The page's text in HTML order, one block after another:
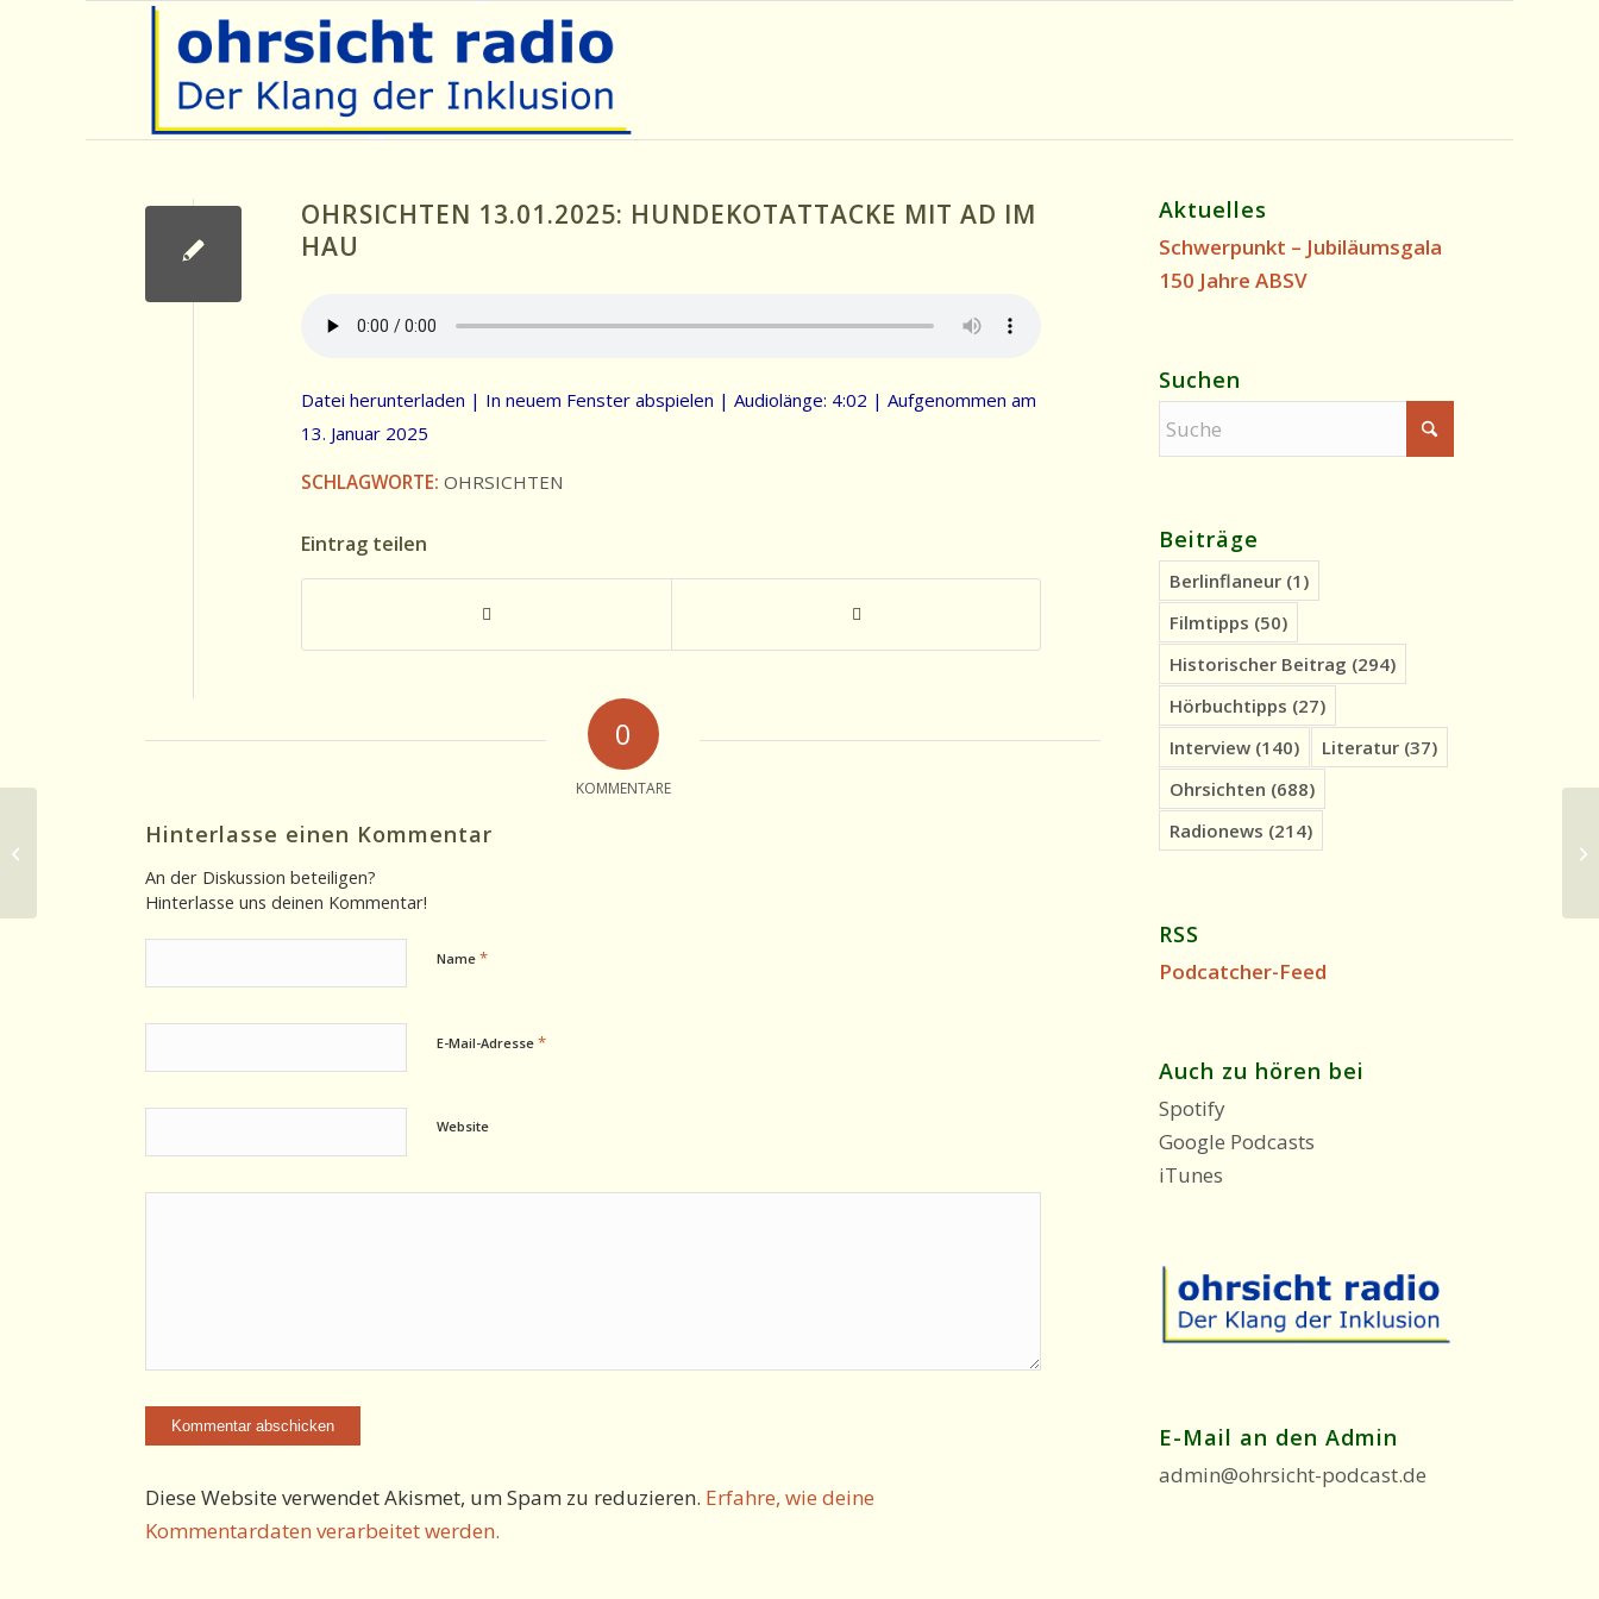
OHRSICHTEN 13.01.2025: HUNDEKOTATTACKE MIT AD IM
HAU
Datei herunterladen | In neuem Fenster abspielen | Audiolänge: 4:02 | Aufgenommen am
13. Januar 2025
SCHLAGWORTE: OHRSICHTEN
Eintrag teilen
0
KOMMENTARE
Hinterlasse einen Kommentar
An der Diskussion beteiligen?
Hinterlasse uns deinen Kommentar!
Name *
E-Mail-Adresse *
Website
Diese Website verwendet Akismet, um Spam zu reduzieren. Erfahre, wie deine
Kommentardaten verarbeitet werden.
Aktuelles
Schwerpunkt – Jubiläumsgala
150 Jahre ABSV
Suchen
Beiträge
Berlinflaneur (1)
Filmtipps (50)
Historischer Beitrag (294)
Hörbuchtipps (27)
Interview (140) Literatur (37)
Ohrsichten (688)
Radionews (214)
RSS
Podcatcher-Feed
Auch zu hören bei
Spotify
Google Podcasts
iTunes
E-Mail an den Admin
admin@ohrsicht-podcast.de